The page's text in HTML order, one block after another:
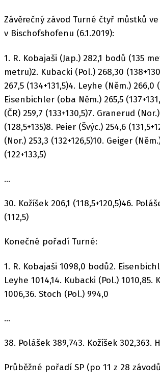
Závěrečný závod Turné čtyř můstků
v Bischofshofenu (6.1.2019):
1. R. Kobajaši (Jap.) 282,1 bodů (135
metru)2. Kubacki (Pol.) 268,30
267,5 (134+131,5)4. Leyhe (Něm.) 266,0
Eisenbichler (oba Něm.) 265,5
(ČR) 259,7 (133+130,5)7. Granerud
(128,5+135)8. Peier (Švýc.) 254,6
(Nor.) 253,3 (132+126,5)10. Geiger
(122+133,5)
...
30. Kožíšek 206,1 (118,5+120,5)46.
(112,5)
Konečné pořadí Turné:
1. R. Kobajaši 1098,0 bodů2.
Leyhe 1014,14. Kubacki (Pol.) 1010,85.
1006,36. Stoch (Pol.) 994,0
...
38. Polášek 389,743. Kožíšek 302,363.
Průběžné pořadí SP (po 11 z 28